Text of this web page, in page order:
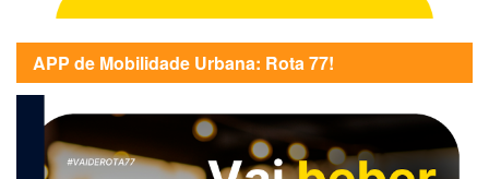
APP de Mobilidade Urbana: Rota 77!